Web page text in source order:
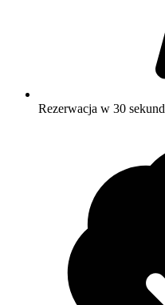
Rezerwacja w 30 sekund